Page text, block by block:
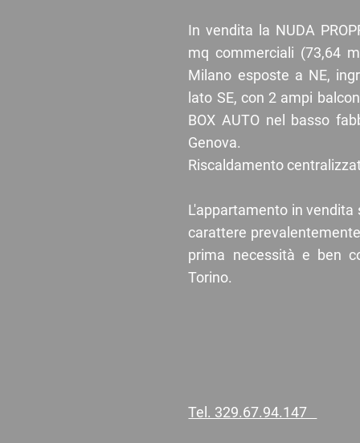
In vendita la NUDA
mq commerciali (73,64
Milano esposte a NE,
lato SE, con 2 ampi
BOX AUTO nel basso
Genova.
Riscaldamento
L'appartamento in vendita
carattere
prima necessità e ben
Torino.
Tel. 329.67.94.147